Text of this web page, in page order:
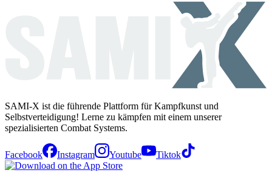
SAMI-X ist die führende Plattform für Kampfkunst und
Selbstverteidigung! Lerne zu kämpfen mit einem unserer
spezialisierten Combat Systems.
Facebook Instagram Youtube Tiktok